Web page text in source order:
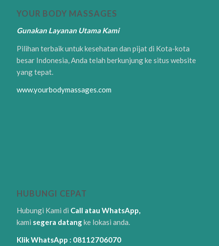
YOUR BODY MASSAGES
Gunakan Layanan Utama Kami
Pilihan terbaik untuk kesehatan dan pijat di Kota-kota
besar Indonesia, Anda telah berkunjung ke situs website
yang tepat.
www.yourbodymassages.com
HUBUNGI CEPAT
Hubungi Kami di Call atau WhatsApp,
kami segera datangke lokasi anda.
Klik WhatsApp : 08112706070